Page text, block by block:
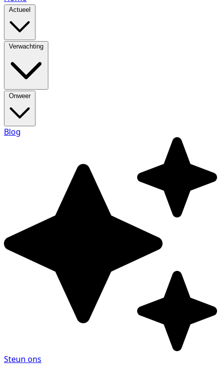
Actueel
Verwachting
Onweer
Blog
Steun ons